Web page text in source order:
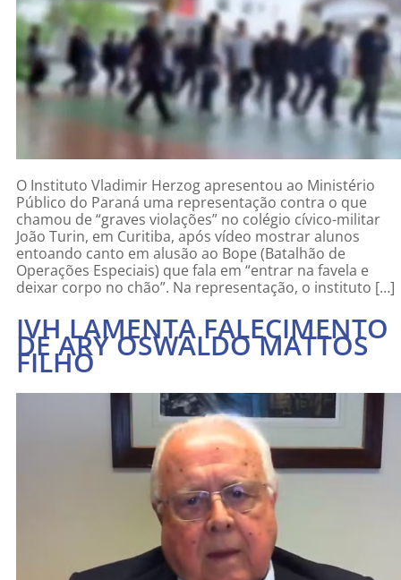
O Instituto Vladimir Herzog apresentou ao Ministério
Público do Paraná uma representação contra o que
chamou de “graves violações” no colégio cívico-militar
João Turin, em Curitiba, após vídeo mostrar alunos
entoando canto em alusão ao Bope (Batalhão de
Operações Especiais) que fala em “entrar na favela e
deixar corpo no chão”. Na representação, o instituto […]
IVH LAMENTA FALECIMENTO
DE ARY OSWALDO MATTOS
FILHO